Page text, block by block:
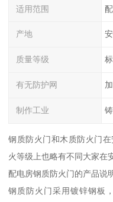
适用范围
产地
质量等级
有无防护网
制作工业
钢质防火门和木质防火门
火等级上也略有不同大家在
配电房钢质防火门的产品说
钢质防火门采用镀锌钢板